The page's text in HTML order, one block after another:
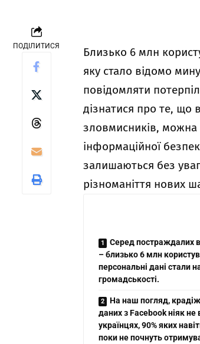
ПОДІЛИТИСЯ
Близько 6 млн
яку стало відомо
повідомляти
дізнатися про те, що
зловмисників, можна
інформаційної
залишаються без
різноманіття нових
Серед постраждалих
– близько 6 млн
персональні дані стали
громадськості.
На наш погляд,
даних з Facebook ніяк не
українцях, 90% яких
поки не почнуть